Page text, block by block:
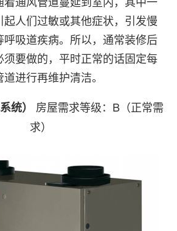
人们过敏或其他症状，引发慢
吸道疾病。所以，通常装修后
要做的，平时正常的话固定每
进行再维护清洁。
统）
房屋需求等级：B（正常需
求）